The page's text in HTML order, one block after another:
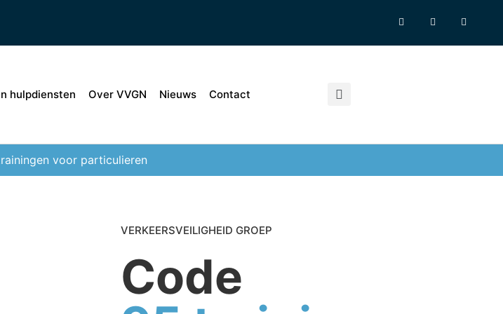
hulpdiensten Over VVGN Nieuws Contact
voor particulieren
VERKEERSVEILIGHEID GROEP
Code